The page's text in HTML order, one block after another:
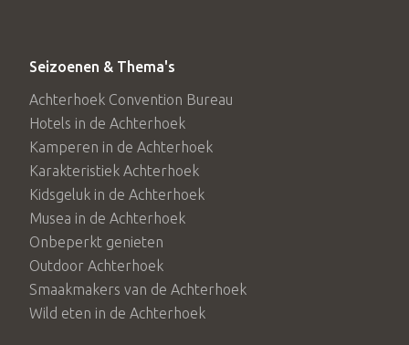
Seizoenen & Thema's
Achterhoek Convention Bureau
Hotels in de Achterhoek
Kamperen in de Achterhoek
Karakteristiek Achterhoek
Kidsgeluk in de Achterhoek
Musea in de Achterhoek
Onbeperkt genieten
Outdoor Achterhoek
Smaakmakers van de Achterhoek
Wild eten in de Achterhoek